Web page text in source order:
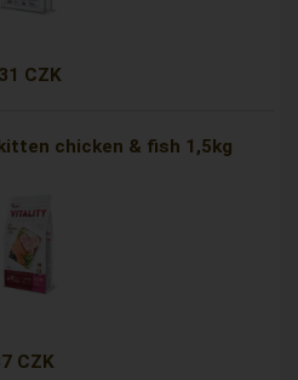
CZK
chicken & fish 1,5kg
CZK